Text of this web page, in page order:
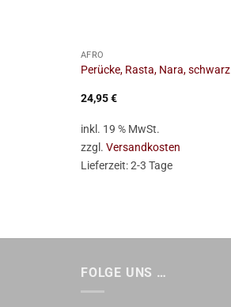
AFRO
Perücke, Rasta, Nara, schwarz
24,95€
inkl. 19 % MwSt.
zzgl. Versandkosten
Lieferzeit:2-3 Tage
FOLGE UNS …